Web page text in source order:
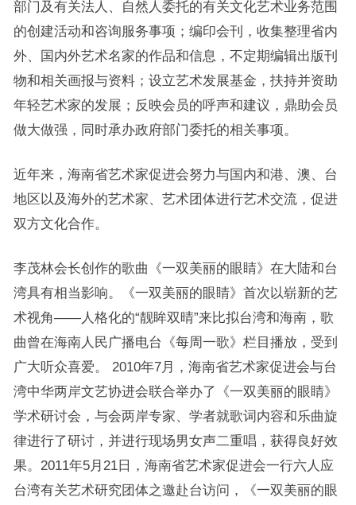
部门及有关法人、自然人委托的有关文化艺术业务范围
的创建活动和咨询服务事项；编印会刊，收集整理省内
外、国内外艺术名家的作品和信息，不定期编辑出版刊
物和相关画报与资料；设立艺术发展基金，扶持并资助
年轻艺术家的发展；反映会员的呼声和建议，鼎助会员
做大做强，同时承办政府部门委托的相关事项。
近年来，海南省艺术家促进会努力与国内和港、澳、台
地区以及海外的艺术家、艺术团体进行艺术交流，促进
双方文化合作。
李茂林会长创作的歌曲《一双美丽的眼睛》在大陆和台
湾具有相当影响。《一双美丽的眼睛》首次以崭新的艺
术视角——人格化的“靓眸双晴”来比拟台湾和海南，歌
曲曾在海南人民广播电台《每周一歌》栏目播放，受到
广大听众喜爱。 2010年7月，海南省艺术家促进会与台
湾中华两岸文艺协进会联合举办了《一双美丽的眼睛》
学术研讨会，与会两岸专家、学者就歌词内容和乐曲旋
律进行了研讨，并进行现场男女声二重唱，获得良好效
果。2011年5月21日，海南省艺术家促进会一行六人应
台湾有关艺术研究团体之邀赴台访问，《一双美丽的眼